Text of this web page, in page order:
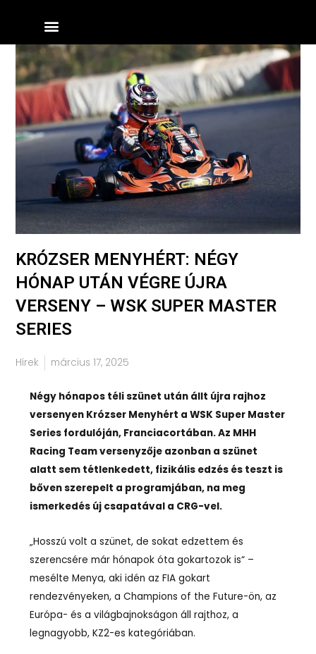
KRÓZSER MENYHÉRT: NÉGY
HÓNAP UTÁN VÉGRE ÚJRA
VERSENY – WSK SUPER MASTER
SERIES
Hírek március 17, 2025
Négy hónapos téli szünet után állt újra rajhoz
versenyen Krózser Menyhért a WSK Super Master
Series fordulóján, Franciacortában. Az MHH
Racing Team versenyzője azonban a szünet
alatt sem tétlenkedett, fizikális edzés és teszt is
bőven szerepelt a programjában, na meg
ismerkedés új csapatával a CRG-vel.
„Hosszú volt a szünet, de sokat edzettem és
szerencsére már hónapok óta gokartozok is“ –
mesélte Menya, aki idén az FIA gokart
rendezvényeken, a Champions of the Future-ön, az
Európa- és a világbajnokságon áll rajthoz, a
legnagyobb, KZ2-es kategóriában.